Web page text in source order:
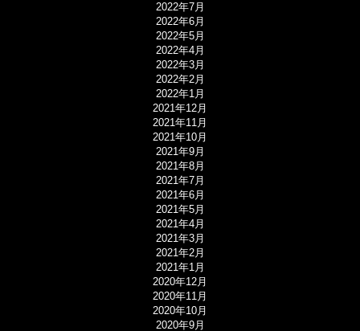
2022年7月
2022年6月
2022年5月
2022年4月
2022年3月
2022年2月
2022年1月
2021年12月
2021年11月
2021年10月
2021年9月
2021年8月
2021年7月
2021年6月
2021年5月
2021年4月
2021年3月
2021年2月
2021年1月
2020年12月
2020年11月
2020年10月
2020年9月